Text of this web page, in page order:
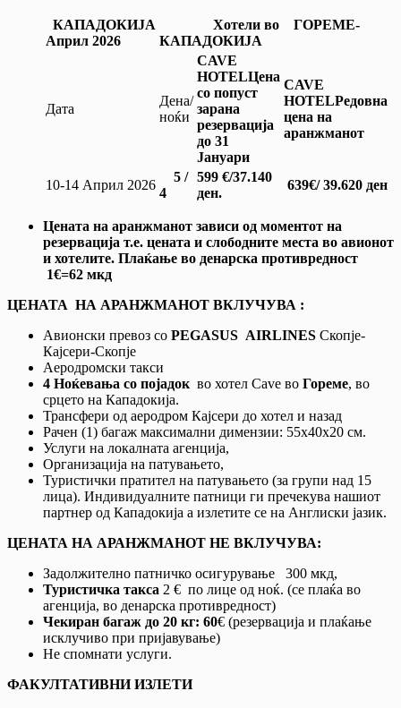
КАПАДОКИЈА
Април 2026
Хотели во ГОРЕМЕ-
КАПАДОКИЈА
Дата
Дена/
ноќи
CAVE
HOTELЦена
со попуст
зарана
резервација
до 31
Јануари
CAVE
HOTELРедовна
цена на
аранжманот
10-14 Април 2026
5 /
4
599 €/37.140
ден.
639€/ 39.620 ден
Цената на аранжманот зависи од моментот на
резервација т.е. цената и слободните места во авионот
и хотелите. Плаќање во денарска противредност
1€=62 мкд
ЦЕНАТА НА АРАНЖМАНОТ ВКЛУЧУВА :
Авионски превоз со PEGASUS AIRLINES Скопје-
Кајсери-Скопје
Аеродромски такси
4 Ноќевања со појадок во хотел Cave во Гореме, во
срцето на Кападокија.
Трансфери од аеродром Кајсери до хотел и назад
Рачен (1) багаж максимални димензии: 55х40х20 см.
Услуги на локалната агенција,
Организација на патувањето,
Туристички пратител на патувањето (за групи над 15
лица). Индивидуалните патници ги пречекува нашиот
партнер од Кападокија а излетите се на Англиски јазик.
ЦЕНАТА НА АРАНЖМАНОТ НЕ ВКЛУЧУВА:
Задолжително патничко осигурување 300 мкд,
Туристичка такса 2 € по лице од ноќ. (се плаќа во
агенција, во денарска противредност)
Чекиран багаж до 20 кг: 60€ (резервација и плаќање
исклучиво при пријавување)
Не спомнати услуги.
ФАКУЛТАТИВНИ ИЗЛЕТИ